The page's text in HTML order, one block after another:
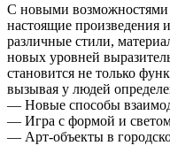
С новыми возможностями
настоящие произведения
различные стили,
новых уровней
становится не только
вызывая у людей
— Новые способы
— Игра с формой и
— Арт-объекты в